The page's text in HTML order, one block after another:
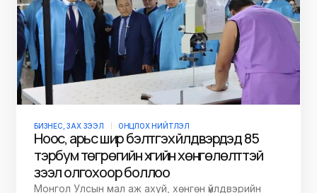
БИЗНЕС, ЗАХ ЗЭЭЛ ОНЦЛОХ НИЙТЛЭЛ
Ноос, арьс шир бэлтгэх үйлдвэрүүдэд 85
тэрбум төгрөгийн хүүгийн хөнгөлөлттэй
зээл олгохоор боллоо
Монгол Улсын мал аж ахуй, хөнгөн үйлдвэрийн